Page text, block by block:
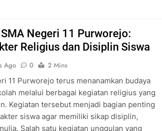
Negeri 11 Purworejo:
Religius dan Disiplin Siswa
Ago 0
2 Mins
11 Purworejo terus menanamkan budaya
melalui berbagai kegiatan religius yang
Kegiatan tersebut menjadi bagian penting
siswa agar memiliki sikap disiplin,
Salah satu kegiatan unggulan yang